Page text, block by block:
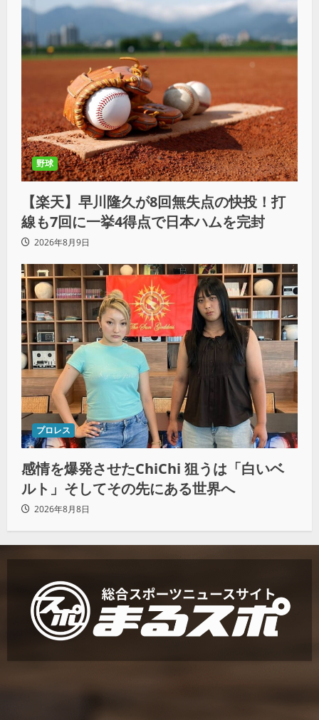
野球
【楽天】早川隆久が8回無失点の快投！打
線も7回に一挙4得点で日本ハムを完封
2026年8月9日
プロレス
感情を爆発させたChiChi 狙うは「白いベ
ルト」そしてその先にある世界へ
2026年8月8日